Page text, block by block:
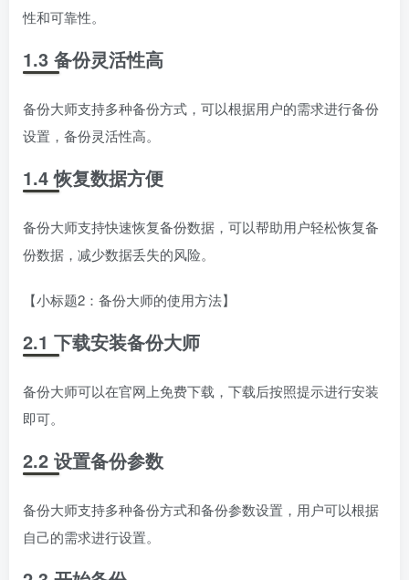
性和可靠性。
1.3 备份灵活性高
备份大师支持多种备份方式，可以根据用户的需求进行备份
设置，备份灵活性高。
1.4 恢复数据方便
备份大师支持快速恢复备份数据，可以帮助用户轻松恢复备
份数据，减少数据丢失的风险。
【小标题2：备份大师的使用方法】
2.1 下载安装备份大师
备份大师可以在官网上免费下载，下载后按照提示进行安装
即可。
2.2 设置备份参数
备份大师支持多种备份方式和备份参数设置，用户可以根据
自己的需求进行设置。